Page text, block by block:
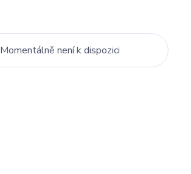
Momentálně není k dispozici